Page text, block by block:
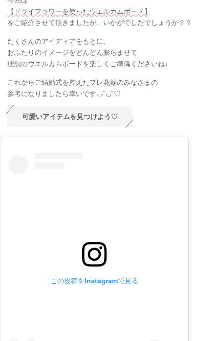
【ドライフラワーを使ったウエルカムボード】
をご紹介させて頂きましたが、いかがでしたでしょうか？？
たくさんのアイディアをもとに、
おふたりのイメージをどんどん膨らませて
理想のウエルカムボードを楽しくご準備くださいね♩
これからご結婚式を控えたプレ花嫁のみなさまの
参考になりましたら幸いです⸝⸝˘◡˘♡
可愛いアイテムを見つけよう♡
この投稿をInstagramで見る